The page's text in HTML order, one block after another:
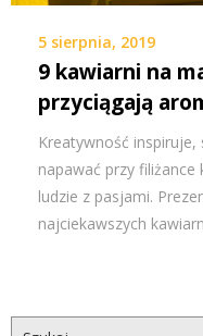
5 sierpnia, 2019
9 kawiarni na
przyciągają
Kreatywność
napawać przy
ludzie z pasjami.
najciekawszych